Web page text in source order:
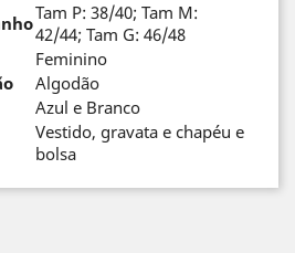
Tam P: 38/40; Tam M:
42/44; Tam G: 46/48
Feminino
Algodão
Azul e Branco
Vestido, gravata e chapéu e
bolsa